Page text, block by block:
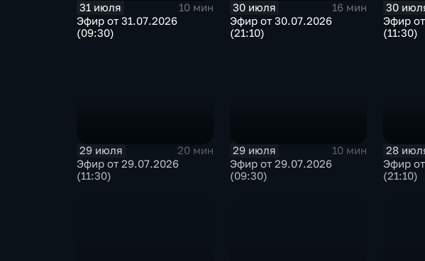
31 июля
10 мин
Эфир от 31.07.2026
(09:30)
30 июля
16 мин
Эфир от 30.07.2026
(21:10)
30
Эфир
(11:30)
29 июля
20 мин
Эфир от 29.07.2026
(11:30)
29 июля
10 мин
Эфир от 29.07.2026
(09:30)
28
Эфир
(21:10)